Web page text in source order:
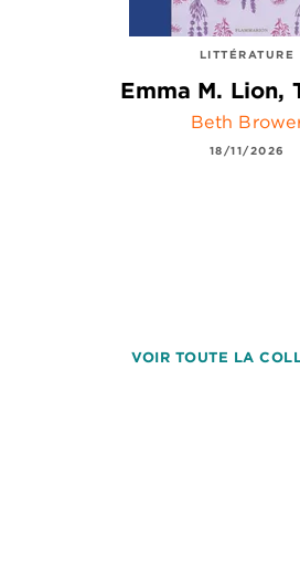
LITTÉRATURE
Emma M. Lion,
Beth
18/11/2026
VOIR TOUTE LA